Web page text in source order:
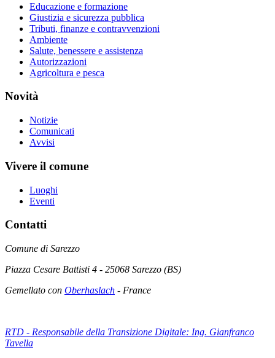
Educazione e formazione
Giustizia e sicurezza pubblica
Tributi, finanze e contravvenzioni
Ambiente
Salute, benessere e assistenza
Autorizzazioni
Agricoltura e pesca
Novità
Notizie
Comunicati
Avvisi
Vivere il comune
Luoghi
Eventi
Contatti
Comune di Sarezzo
Piazza Cesare Battisti 4 - 25068 Sarezzo (BS)
Gemellato con Oberhaslach - France
RTD - Responsabile della Transizione Digitale: Ing. Gianfranco
Tavella